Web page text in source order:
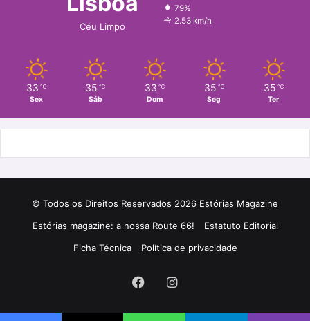
Céu Limpo
79%
2.53 km/h
33 ℃
Sex
35 ℃
Sáb
33 ℃
Dom
35 ℃
Seg
35 ℃
Ter
© Todos os Direitos Reservados 2026 Estórias Magazine
Estórias magazine: a nossa Route 66!
Estatuto Editorial
Ficha Técnica
Política de privacidade
FacebookInstagram